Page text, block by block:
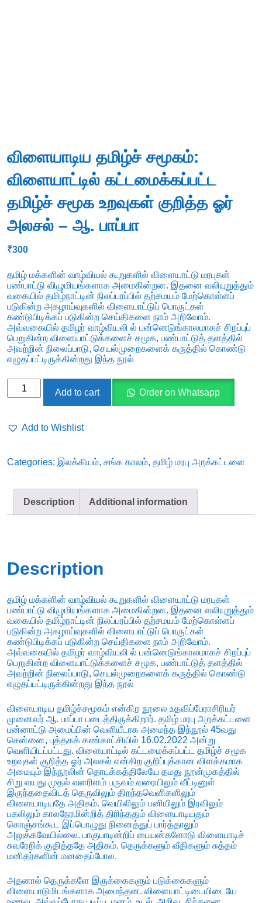
விளையாடிய தமிழ்ச் சமூகம்:
விளையாட்டில் கட்டமைக்கப்பட்ட
தமிழ்ச் சமூக உறவுகள் குறித்த ஓர்
அலசல் – ஆ. பாப்பா
₹300
தமிழ் மக்களின் வாழ்வியல் கூறுகளில் விளையாட்டு மரபுகள்
பண்பாட்டு விழுமியங்களாக அமைகின்றன. இதனை வலியுறுத்தும்
வகையில் தமிழ்நாட்டின் நிலப்பரப்பில் தற்சமயம் மேற்கொள்ளப்
படுகின்ற அகழாய்வுகளில் விளையாட்டுப் பொருட்கள்
கண்டுபிடிக்கப் படுகின்ற செய்திகளை நாம் அறிவோம்.
அவ்வகையில் தமிழர் வாழ்வியலி ல் பன்னெடுங்காலமாகச் சிறப்புப்
பெறுகின்ற விளையாட்டுக்களைச் சமூக, பண்பாட்டுத் தளத்தில்
அவற்றின் நிலைப்பாடு, செயல்முறைகளைக் கருத்தில் கொண்டு
எழுதப்பட்டிருக்கின்றது இந்த நூல்
விளையாடிய
விளையாட்டில்
தமிழ்ச்
உறவுகள்
குறித்த
ஆ. பாப்பா
Add to cart Order on Whatsapp
Add to Wishlist
Categories: இலக்கியம், சங்க காலம், தமிழ் மரபு அறக்கட்டளை
Description Additional information
Description
தமிழ் மக்களின் வாழ்வியல் கூறுகளில் விளையாட்டு மரபுகள்
பண்பாட்டு விழுமியங்களாக அமைகின்றன. இதனை வலியுறுத்தும்
வகையில் தமிழ்நாட்டின் நிலப்பரப்பில் தற்சமயம் மேற்கொள்ளப்
படுகின்ற அகழாய்வுகளில் விளையாட்டுப் பொருட்கள்
கண்டுபிடிக்கப் படுகின்ற செய்திகளை நாம் அறிவோம்.
அவ்வகையில் தமிழர் வாழ்வியலி ல் பன்னெடுங்காலமாகச் சிறப்புப்
பெறுகின்ற விளையாட்டுக்களைச் சமூக, பண்பாட்டுத் தளத்தில்
அவற்றின் நிலைப்பாடு, செயல்முறைகளைக் கருத்தில் கொண்டு
எழுதப்பட்டிருக்கின்றது இந்த நூல்
விளையாடிய தமிழ்ச்சமூகம் என்கிற நூலை உதவிப்பேராசிரியர்
முனைவர் ஆ. பாப்பா படைத்திருக்கிறார். தமிழ் மரபு அறக்கட்டளை
பன்னாட்டு அமைப்பின் வெளியீடாக அமைந்த இந்நூல் 45வது
சென்னை, புத்தகக் கண்காட்சியில் 16.02.2022 அன்று
வெளியிடப்பட்டது. விளையாட்டில் கட்டமைக்கப்பட்ட தமிழ்ச் சமூக
உறவுகள் குறித்த ஓர் அலசல் என்கிற குறிப்புக்கான விளக்கமாக
அமையும் இந்நூலின் தொடக்கத்திலேயே தமது நூன்முகத்தில்
சிறு வயது முதல் வளரிளம் பருவம் வரையிலும் வீட்டினுள்
இருந்ததைவிடத் தெருவிலும் திறந்தவெளிகளிலும்
விளையாடியதே அதிகம். வெயிலிலும் பனியிலும் இரவிலும்
பகலிலும் காலநேரமின்றித் திரிந்ததும் விளையாடியதும்
கொஞ்சங்கூட இப்பொழுது நினைத்துப் பார்த்தாலும்
அலுக்கவேயில்லை. பாகுபாடின்றிப் பையன்களோடு விளையாடிச்
சுவரேறிக் குதித்ததே அதிகம். தெருக்களும் வீதிகளும் சுத்தம்
மனிதர்களின் மனதைப்போல.
அதனால் தெருக்களே இருக்கைகளும் படுக்கைகளும்
விளையாடுமிடங்களாக அமைந்தன. விளையாட்டிடையிடையே